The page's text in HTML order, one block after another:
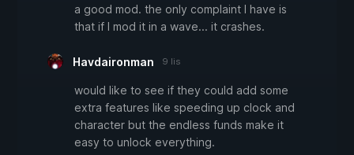
a good mod. the only complaint I have is
that if I mod it in a wave... it crashes.
Havdaironman 9 lis
would like to see if they could add some
extra features like speeding up clock and
character but the endless funds make it
easy to unlock everything.